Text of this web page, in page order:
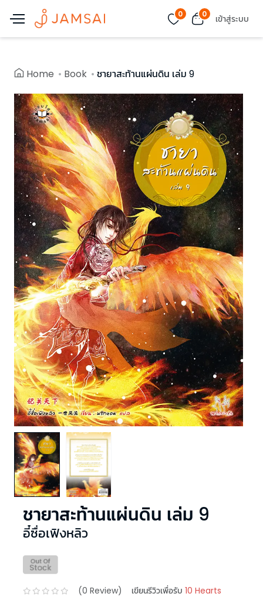
0 0 เข้าสู่ระบบ
Home Book ชายาสะท้านแผ่นดิน เล่ม 9
ชายาสะท้านแผ่นดิน เล่ม 9
อี๋ซื่อเฟิงหลิว
(0 Review) เขียนรีวิวเพื่อรับ 10 Hearts